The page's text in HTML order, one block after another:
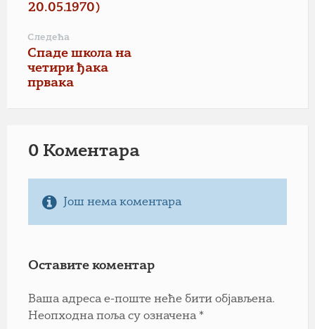
20.05.1970)
Следећа
Спаде школа на
четири ђака
првака
0 Коментарa
Још нема коментара
Оставите коментар
Ваша адреса е-поште неће бити објављена.
Неопходна поља су означена *